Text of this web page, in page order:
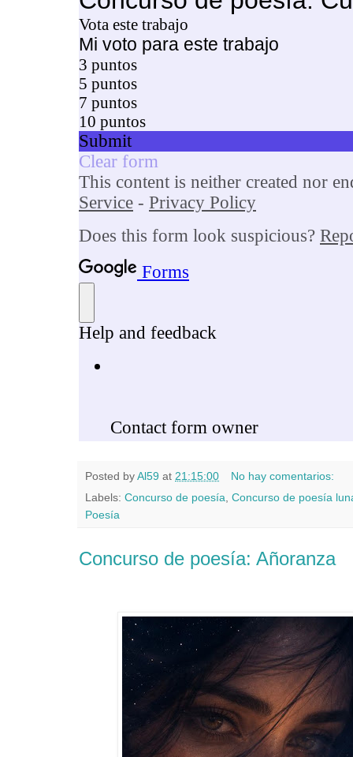
Posted byAl59 at 21:15:00
No hay comentarios:
Labels: Concurso de poesía Concurso de poesía
Poesía
Concurso de poesía: Añoranza